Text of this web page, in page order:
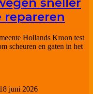
repareren
Hollands Kroon test
scheuren en gaten in het
18 juni 2026